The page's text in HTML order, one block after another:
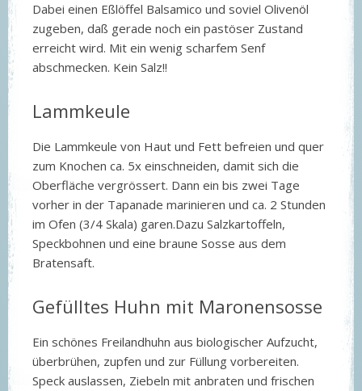
Dabei einen Eßlöffel Balsamico und soviel Olivenöl
zugeben, daß gerade noch ein pastöser Zustand
erreicht wird. Mit ein wenig scharfem Senf
abschmecken. Kein Salz!!
Lammkeule
Die Lammkeule von Haut und Fett befreien und quer
zum Knochen ca. 5x einschneiden, damit sich die
Oberfläche vergrössert. Dann ein bis zwei Tage
vorher in der Tapanade marinieren und ca. 2 Stunden
im Ofen (3/4 Skala) garen.Dazu Salzkartoffeln,
Speckbohnen und eine braune Sosse aus dem
Bratensaft.
Gefülltes Huhn mit Maronensosse
Ein schönes Freilandhuhn aus biologischer Aufzucht,
überbrühen, zupfen und zur Füllung vorbereiten.
Speck auslassen, Ziebeln mit anbraten und frischen